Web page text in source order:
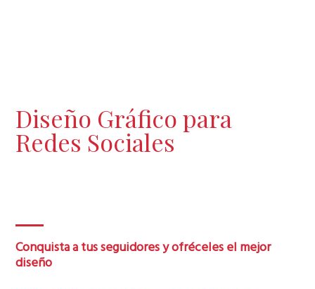
Diseño Gráfico para
Redes Sociales
Conquista a tus seguidores y ofréceles el mejor
diseño